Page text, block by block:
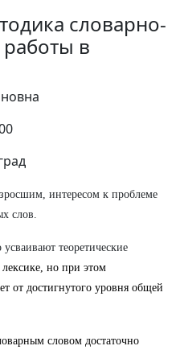
словарно-
в
интересом к проблеме
слов.
теоретические
но при этом
от достигнутого уровня общей
словом достаточно